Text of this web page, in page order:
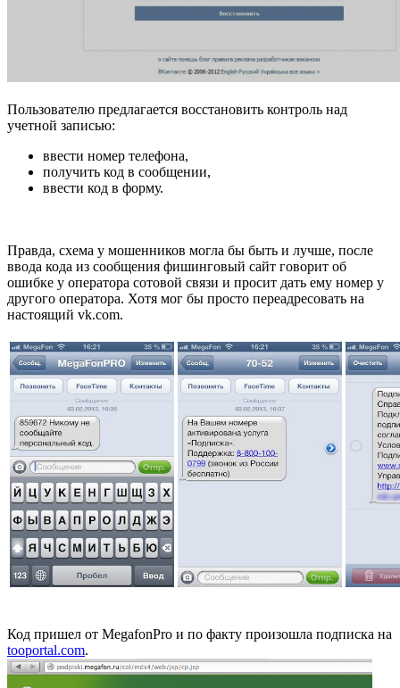
Пользователю предлагается восстановить контроль над
учетной записью:
ввести номер телефона,
получить код в сообщении,
ввести код в форму.
Правда, схема у мошенников могла бы быть и лучше, после
ввода кода из сообщения фишинговый сайт говорит об
ошибке у оператора сотовой связи и просит дать ему номер у
другого оператора. Хотя мог бы просто переадресовать на
настоящий vk.com.
Код пришел от MegafonPro и по факту произошла подписка на
tooportal.com.